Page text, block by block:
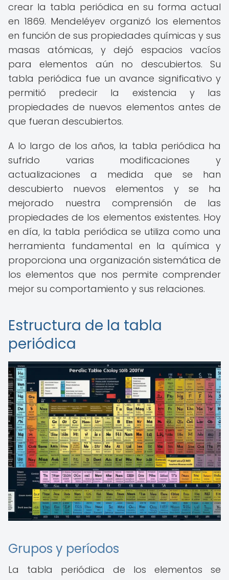
crear la tabla periódica en su forma actual
en 1869. Mendeléyev organizó los elementos
en función de sus propiedades químicas y sus
masas atómicas, y dejó espacios vacíos
para elementos aún no descubiertos. Su
tabla periódica fue un avance significativo y
permitió predecir la existencia y las
propiedades de nuevos elementos antes de
que fueran descubiertos.
A lo largo de los años, la tabla periódica ha
sufrido varias modificaciones y
actualizaciones a medida que se han
descubierto nuevos elementos y se ha
mejorado nuestra comprensión de las
propiedades de los elementos existentes. Hoy
en día, la tabla periódica se utiliza como una
herramienta fundamental en la química y
proporciona una organización sistemática de
los elementos que nos permite comprender
mejor su comportamiento y sus relaciones.
Estructura de la tabla
periódica
Grupos y períodos
La tabla periódica de los elementos se